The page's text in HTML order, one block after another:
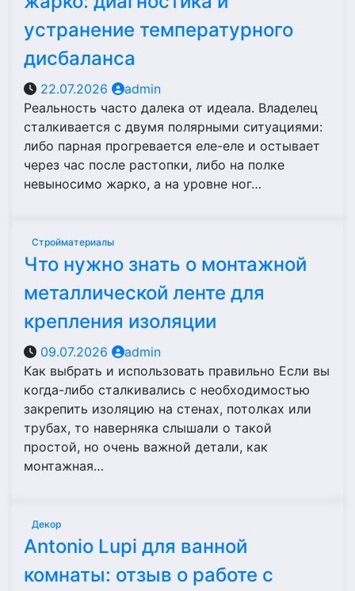
устранение температурного
дисбаланса
22.07.2026
admin
Реальность часто далека от идеала. Владелец
сталкивается с двумя полярными ситуациями:
либо парная прогревается еле-еле и остывает
через час после растопки, либо на полке
невыносимо жарко, а на уровне ног…
Стройматериалы
Что нужно знать о монтажной
металлической ленте для
крепления изоляции
09.07.2026
admin
Как выбрать и использовать правильно Если вы
когда-либо сталкивались с необходимостью
закрепить изоляцию на стенах, потолках или
трубах, то наверняка слышали о такой
простой, но очень важной детали, как
монтажная…
Декор
Antonio Lupi для ванной
комнаты: отзыв о работе с